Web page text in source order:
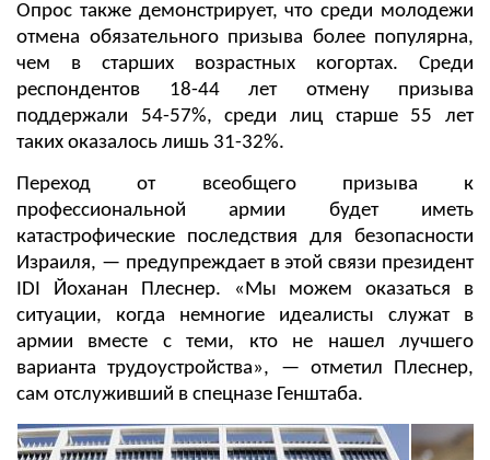
Опрос также демонстрирует, что среди молодежи
отмена обязательного призыва более популярна,
чем в старших возрастных когортах. Среди
респондентов 18-44 лет отмену призыва
поддержали 54-57%, среди лиц старше 55 лет
таких оказалось лишь 31-32%.
Переход от всеобщего призыва к
профессиональной армии будет иметь
катастрофические последствия для безопасности
Израиля, — предупреждает в этой связи президент
IDI Йоханан Плеснер. «Мы можем оказаться в
ситуации, когда немногие идеалисты служат в
армии вместе с теми, кто не нашел лучшего
варианта трудоустройства», — отметил Плеснер,
сам отслуживший в спецназе Генштаба.